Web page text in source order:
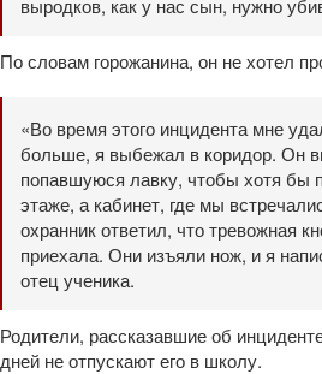
выродков, как у нас сын, нужно
По словам горожанина, он не хотел
«Во время этого инцидента мне
больше, я выбежал в коридор. Он
попавшуюся лавку, чтобы хотя бы
этаже, а кабинет, где мы
охранник ответил, что тревожная
приехала. Они изъяли нож, и я
отец ученика.
Родители, рассказавшие об
дней не отпускают его в школу.